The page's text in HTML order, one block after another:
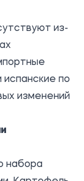
из-
испанские по
изменений
набора